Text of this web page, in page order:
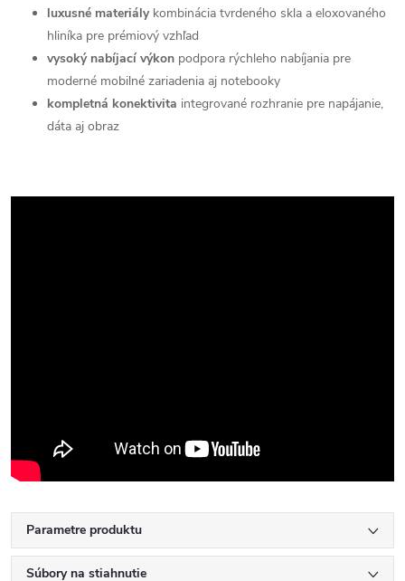
luxusné materiálykombinácia tvrdeného skla a eloxovaného
hliníka pre prémiový vzhľad
vysoký nabíjací výkon podpora rýchleho nabíjania pre
moderné mobilné zariadenia aj notebooky
kompletná konektivita integrované rozhranie pre napájanie,
dáta aj obraz
Parametre produktu
Súbory na stiahnutie